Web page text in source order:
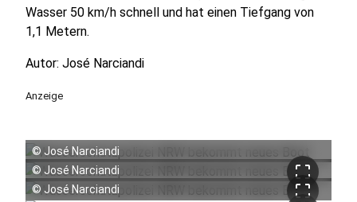
Wasser 50 km/h schnell und hat einen Tiefgang von
1,1 Metern.
Autor: José Narciandi
Anzeige
crop_free
© José Narciandi
crop_free
© José Narciandi
© José Narciandi